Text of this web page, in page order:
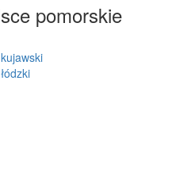
pomorskie